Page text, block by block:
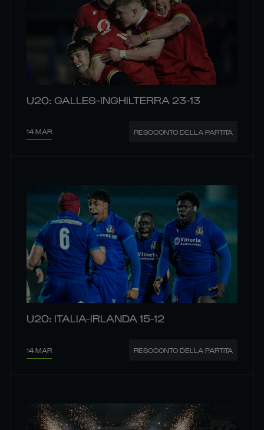
U20: GALLES-INGHILTERRA 23-13
14 MAR RESOCONTO DELLA PARTITA
U20: ITALIA-IRLANDA 15-12
14 MAR RESOCONTO DELLA PARTITA